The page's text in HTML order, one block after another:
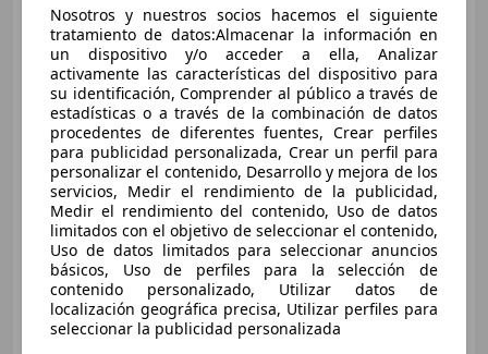
Audi RS6Avant 4.0 TFSI
quattro Tiptronic
€ 47.500
Precio justo
09/2014 141.000 km Gasolina 412 kW (560 CV)
Nosotros y nuestros socios hacemos el siguiente
tratamiento de datos:Almacenar la información en
un dispositivo y/o acceder a ella, Analizar
activamente las características del dispositivo para
su identificación, Comprender al público a través de
estadísticas o a través de la combinación de datos
procedentes de diferentes fuentes, Crear perfiles
para publicidad personalizada, Crear un perfil para
personalizar el contenido, Desarrollo y mejora de los
servicios, Medir el rendimiento de la publicidad,
Medir el rendimiento del contenido, Uso de datos
limitados con el objetivo de seleccionar el contenido,
Uso de datos limitados para seleccionar anuncios
básicos, Uso de perfiles para la selección de
contenido personalizado, Utilizar datos de
localización geográfica precisa, Utilizar perfiles para
seleccionar la publicidad personalizada